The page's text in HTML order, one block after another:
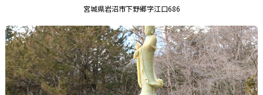
宮城県岩沼市下野郷字江口686